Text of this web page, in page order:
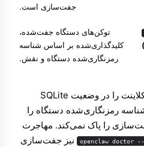
جفت‌سازی است.
(
توکن‌های دستگاه جفت‌شده،
کلیدگذاری‌شده بر اساس شناسه
رمزنگاری‌شده دستگاه و نقش.
فقط شناسه نمونه کلاینت را در وضعیت SQLite
رمزنگاری‌شده دستگاه را
را پاک نمی‌کند. مهاجرت
openclaw doctor
نیز جفت‌سازی